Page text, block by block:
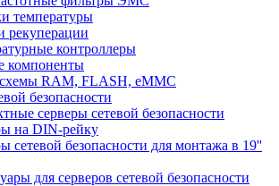
температуры
рекуперации
контроллеры
компоненты
RAM, FLASH, eMMC
безопасности
серверы сетевой безопасности
на DIN-рейку
сетевой безопасности для монтажа в 19''
для серверов сетевой безопасности